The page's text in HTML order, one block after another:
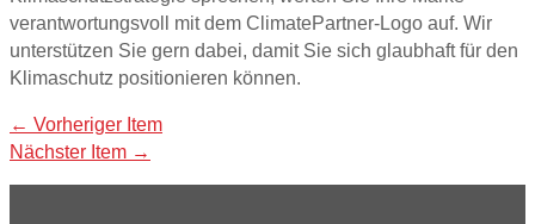
verantwortungsvoll mit dem ClimatePartner-Logo auf. Wir
unterstützen Sie gern dabei, damit Sie sich glaubhaft für den
Klimaschutz positionieren können.
Beitragsnavigation
← Vorheriger Item
Nächster Item →